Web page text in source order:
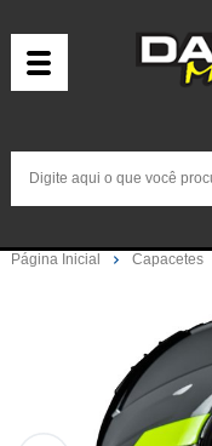
Página Inicial Capacetes